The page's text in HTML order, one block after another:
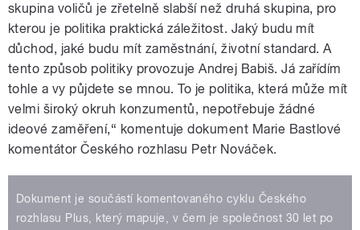
skupina voličů je zřetelně slabší než druhá skupina, pro
kterou je politika praktická záležitost. Jaký budu mít
důchod, jaké budu mít zaměstnání, životní standard. A
tento způsob politiky provozuje Andrej Babiš. Já zařídím
tohle a vy půjdete se mnou. To je politika, která může mít
velmi široký okruh konzumentů, nepotřebuje žádné
ideové zaměření,“ komentuje dokument Marie Bastlové
komentátor Českého rozhlasu Petr Nováček.
Dokument je součástí komentovaného cyklu Českého
rozhlasu Plus, který mapuje, v čem je společnost 30 let po